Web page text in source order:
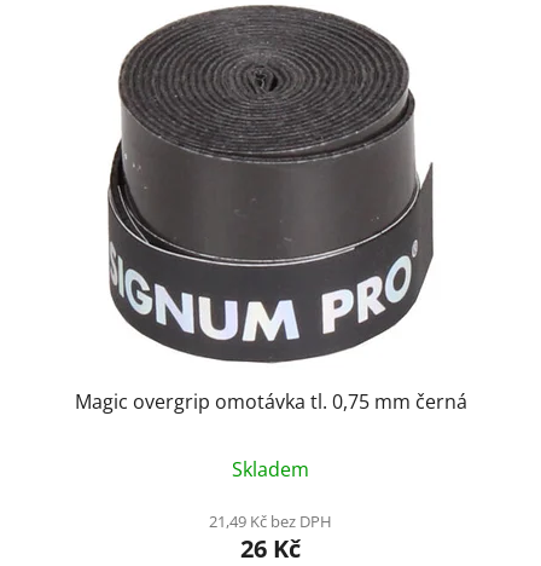
Magic overgrip omotávka tl. 0,75 mm černá
Skladem
21,49 Kč bez DPH
26 Kč